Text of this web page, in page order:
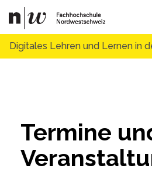
Digitales Lehren und Lernen in
Termine